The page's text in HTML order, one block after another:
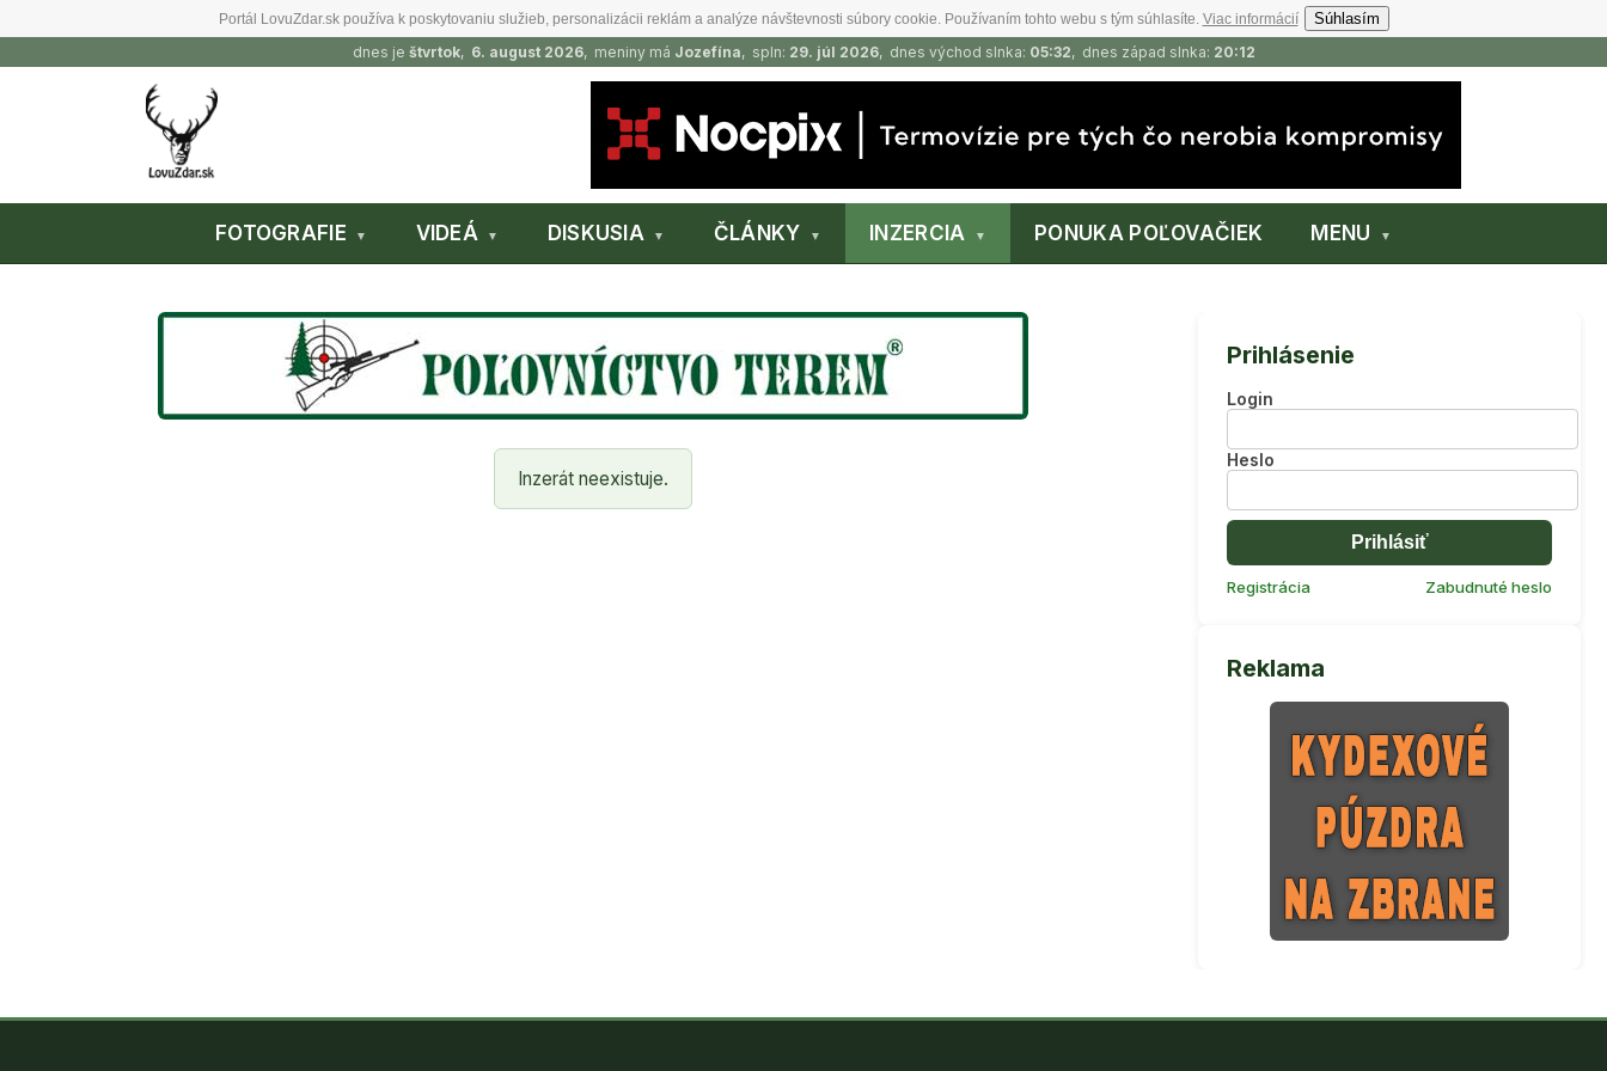
Portál LovuZdar.sk používa k poskytovaniu služieb, personalizácii reklám a analýze návštevnosti súbory cookie. Používaním tohto webu s tým súhlasíte. Viac informácií
Súhlasím
dnes je štvrtok, 6. august 2026, meniny má Jozefína, spln: 29. júl 2026, dnes východ slnka: 05:32, dnes západ slnka: 20:12
FOTOGRAFIE VIDEÁ DISKUSIA ČLÁNKY INZERCIA PONUKA POĽOVAČIEK MENU
Inzerát neexistuje.
Prihlásenie
Login
Heslo
Prihlásiť
Registrácia Zabudnuté heslo
Reklama